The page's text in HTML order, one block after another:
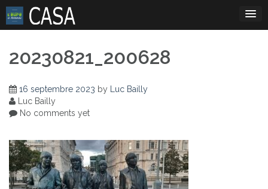
Skip
content
20230821_200628
16 septembre 2023 by Luc Bailly
Luc Bailly
No comments yet